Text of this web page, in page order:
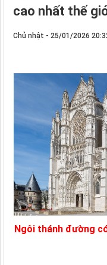
cao nhất thế
Chủ nhật - 25/01/2026
Ngôi thánh đường